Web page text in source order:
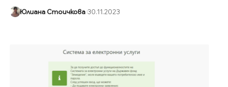
Юлиана Стоичкова 30.11.2023